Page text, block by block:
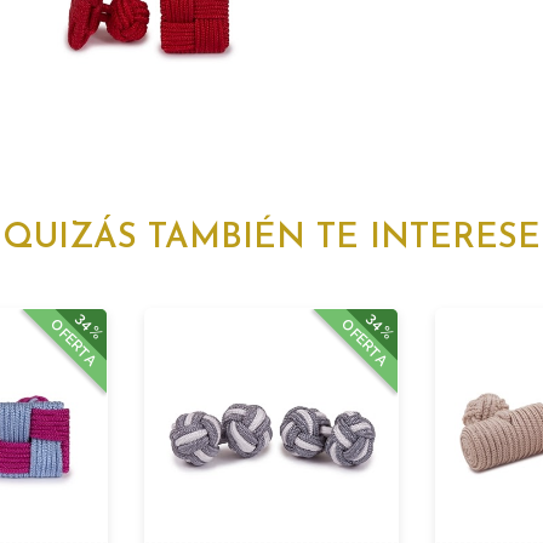
QUIZÁS TAMBIÉN TE INTERESE
34%
OFERTA 34%
OFERTA